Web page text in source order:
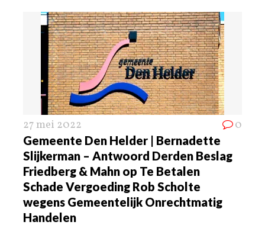
27 mei 2022 0
Gemeente Den Helder | Bernadette
Slijkerman – Antwoord Derden Beslag
Friedberg & Mahn op Te Betalen
Schade Vergoeding Rob Scholte
wegens Gemeentelijk Onrechtmatig
Handelen